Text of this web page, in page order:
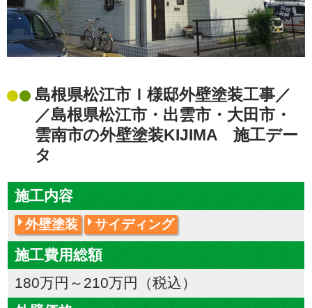
島根県松江市Ｉ様邸外壁塗装工事／
／島根県松江市・出雲市・大田市・
雲南市の外壁塗装KIJIMA 施工デー
タ
施工内容
外壁塗装 サイディング
施工費用総額
180万円～210万円（税込）